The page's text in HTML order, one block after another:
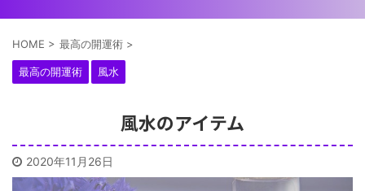
HOME > 最高の開運術 >
最高の開運術 風水
風水のアイテム
2020年11月26日